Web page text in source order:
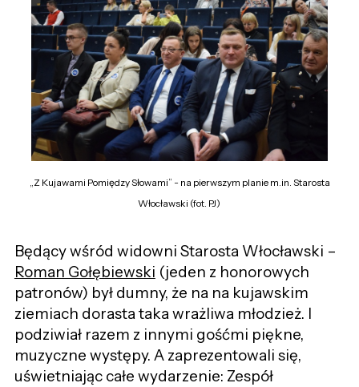
„Z Kujawami Pomiędzy Słowami” - na pierwszym planie m.in. Starosta
Włocławski (fot. PJ)
Będący wśród widowni Starosta Włocławski –
Roman Gołębiewski (jeden z honorowych
patronów) był dumny, że na na kujawskim
ziemiach dorasta taka wrażliwa młodzież. I
podziwiał razem z innymi gośćmi piękne,
muzyczne występy. A zaprezentowali się,
uświetniając całe wydarzenie: Zespół